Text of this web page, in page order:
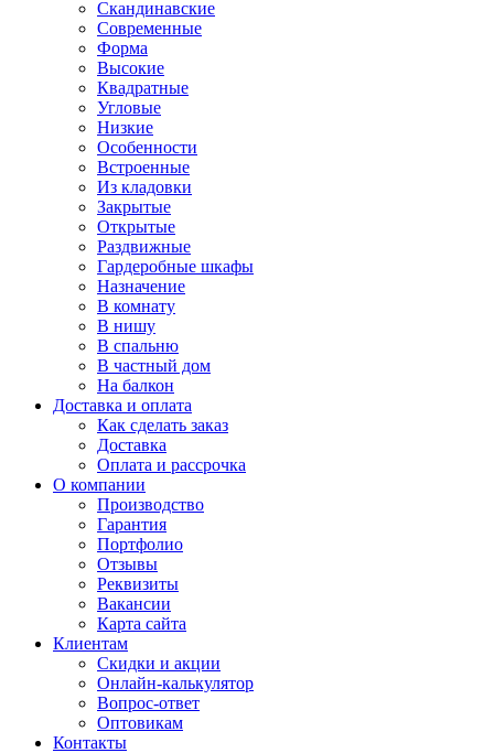
Скандинавские
Современные
Форма
Высокие
Квадратные
Угловые
Низкие
Особенности
Встроенные
Из кладовки
Закрытые
Открытые
Раздвижные
Гардеробные шкафы
Назначение
В комнату
В нишу
В спальню
В частный дом
На балкон
Доставка и оплата
Как сделать заказ
Доставка
Оплата и рассрочка
О компании
Производство
Гарантия
Портфолио
Отзывы
Реквизиты
Вакансии
Карта сайта
Клиентам
Скидки и акции
Онлайн-калькулятор
Вопрос-ответ
Оптовикам
Контакты